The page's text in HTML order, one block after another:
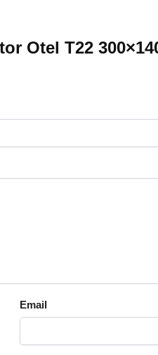
Otel T22
Email